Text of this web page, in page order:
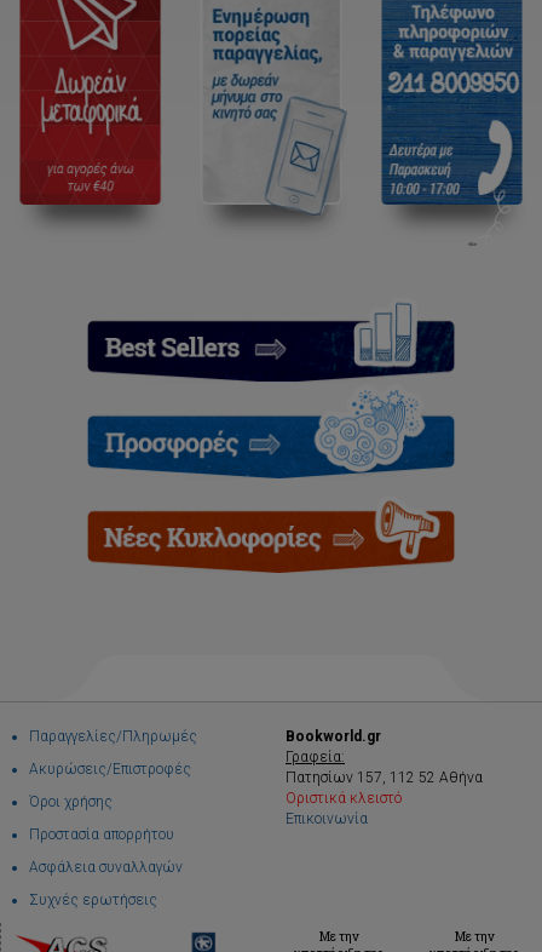
Παραγγελίες/Πληρωμές
Ακυρώσεις/Επιστροφές
Όροι χρήσης
Προστασία απορρήτου
Ασφάλεια συναλλαγών
Συχνές ερωτήσεις
Bookworld.gr
Γραφεία:
Πατησίων 157, 112 52 Αθήνα
Οριστικά κλειστό
Επικοινωνία
Με την
Με την